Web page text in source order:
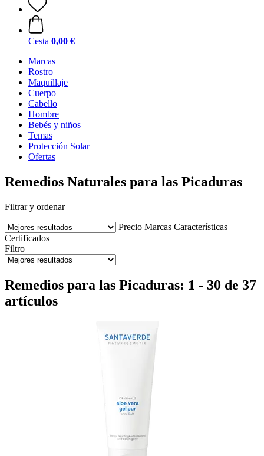
Cesta 0,00 €
Marcas
Rostro
Maquillaje
Cuerpo
Cabello
Hombre
Bebés y niños
Temas
Protección Solar
Ofertas
Remedios Naturales para las Picaduras
Filtrar y ordenar
Precio Marcas Características
Certificados
Filtro
Remedios para las Picaduras: 1 - 30 de 37
artículos